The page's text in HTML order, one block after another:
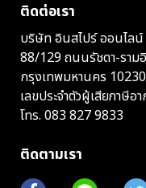
ติดต่อเรา
บริษัท อินสไปร์ ออนไลน์
88/129 ถนนรัชดา-ราม
กรุงเทพมหานคร 10230
เลขประจำตัวผู้เสียภาษี
โทร. 083 827 9833
ติดตามเรา